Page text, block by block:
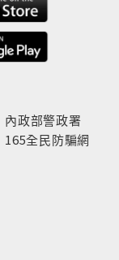
內政部警政署
165全民防騙網